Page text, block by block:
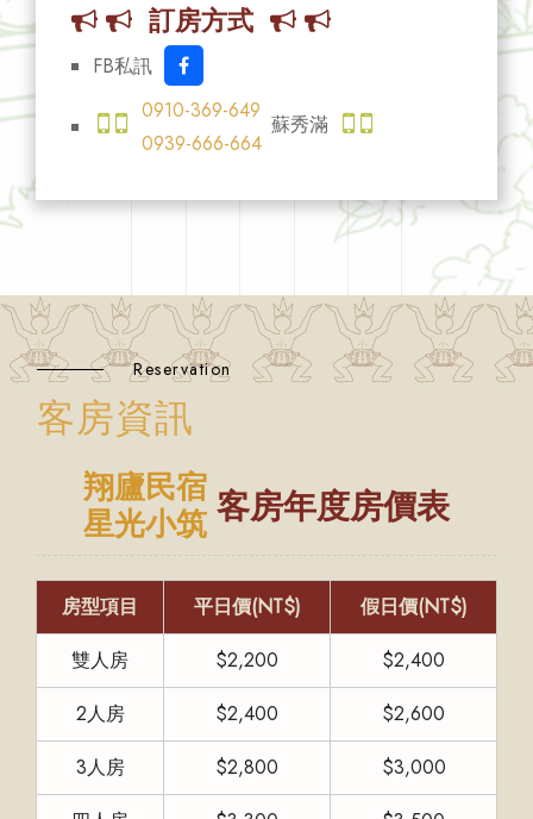
訂房方式
FB私訊
0910-369-649
0939-666-664
蘇秀滿
Reservation
客房資訊
翔廬民宿
星光小筑 客房年度房價表
房型項目 平日價(NT$)
假日價(NT$)
雙人房
$2,200
$2,400
2人房
$2,400
$2,600
3人房
$2,800
$3,000